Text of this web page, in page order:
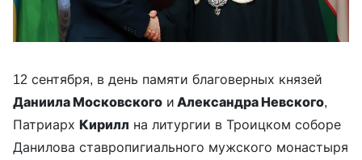
12 сентября, в день памяти благоверных князей
Даниила Московского и Александра Невского,
Патриарх Кирилл на литургии в Троицком соборе
Данилова ставропигиального мужского монастыря